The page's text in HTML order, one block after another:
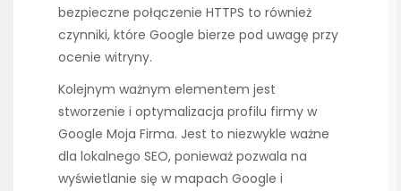
bezpieczne połączenie HTTPS to również
czynniki, które Google bierze pod uwagę przy
ocenie witryny.
Kolejnym ważnym elementem jest
stworzenie i optymalizacja profilu firmy w
Google Moja Firma. Jest to niezwykle ważne
dla lokalnego SEO, ponieważ pozwala na
wyświetlanie się w mapach Google i